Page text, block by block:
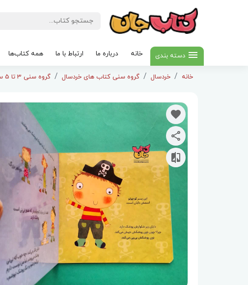
دسته بندی خانه درباره ما ارتباط با ما همه کتاب‌ها
خانه خردسال گروه سنی کتاب های خردسال گروه سنی 3 تا 5 سال